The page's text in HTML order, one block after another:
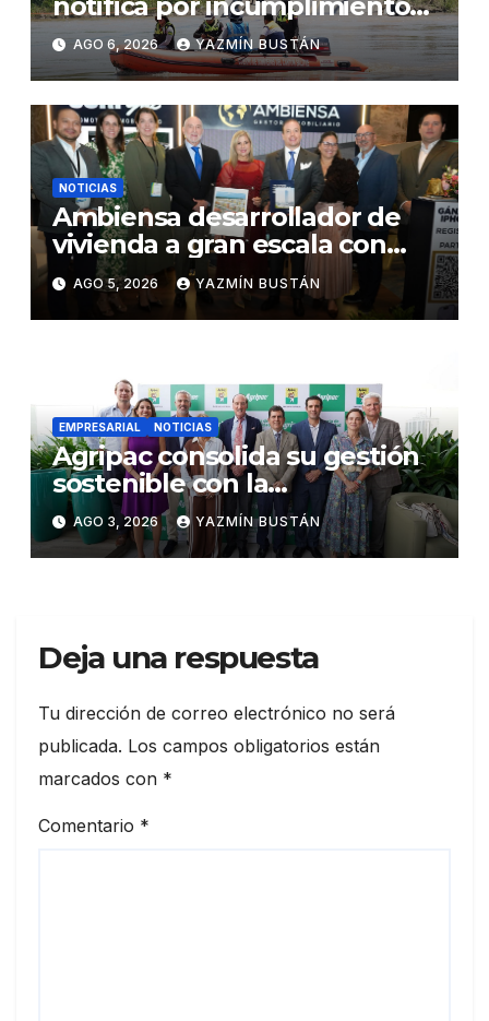
contractual a la Concesionaria
CONORTE y exige celeridad
en desmontaje del puente
Gonzalo Icaza Cornejo, en
Daule
AGO 6, 2026 YAZMÍN BUSTÁN
NOTICIAS
Ambiensa desarrollador de
vivienda a gran escala con
estándares internacionales
de sostenibilidad
AGO 5, 2026 YAZMÍN BUSTÁN
EMPRESARIAL NOTICIAS
Agripac consolida su gestión
sostenible con la
presentación de su octava
Memoria de Sostenibilidad
AGO 3, 2026 YAZMÍN BUSTÁN
Deja una respuesta
Tu dirección de correo electrónico no será
publicada. Los campos obligatorios están
marcados con *
Comentario *